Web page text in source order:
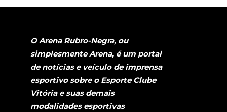
O Arena Rubro-Negra, ou
simplesmente Arena, é um portal
de notícias e veículo de imprensa
esportivo sobre o Esporte Clube
Vitória e suas demais
modalidades esportivas